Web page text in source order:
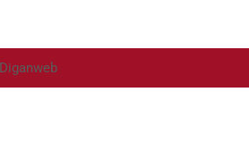
Diganweb